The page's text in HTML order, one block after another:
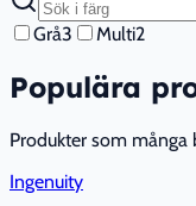
Grå3 Multi2
Populära
Produkter som många
Ingenuity